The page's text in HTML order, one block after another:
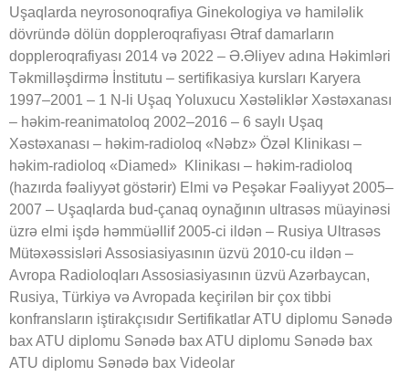
Uşaqlarda neyrosonoqrafiya Ginekologiya və hamiləlik
dövründə dölün doppleroqrafiyası Ətraf damarların
doppleroqrafiyası 2014 və 2022 – Ə.Əliyev adına Həkimləri
Təkmilləşdirmə İnstitutu – sertifikasiya kursları Karyera
1997–2001 – 1 N-li Uşaq Yoluxucu Xəstəliklər Xəstəxanası
– həkim-reanimatoloq 2002–2016 – 6 saylı Uşaq
Xəstəxanası – həkim-radioloq «Nəbz» Özəl Klinikası –
həkim-radioloq «Diamed» Klinikası – həkim-radioloq
(hazırda fəaliyyət göstərir) Elmi və Peşəkar Fəaliyyət 2005–
2007 – Uşaqlarda bud-çanaq oynağının ultrasəs müayinəsi
üzrə elmi işdə həmmüəllif 2005-ci ildən – Rusiya Ultrasəs
Mütəxəssisləri Assosiasiyasının üzvü 2010-cu ildən –
Avropa Radioloqları Assosiasiyasının üzvü Azərbaycan,
Rusiya, Türkiyə və Avropada keçirilən bir çox tibbi
konfransların iştirakçısıdır Sertifikatlar ATU diplomu Sənədə
bax ATU diplomu Sənədə bax ATU diplomu Sənədə bax
ATU diplomu Sənədə bax Videolar